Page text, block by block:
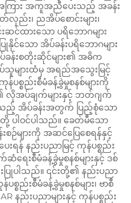
ကြား အကူအညီပေးသည့် အခန်း
လှည်း၊ ညအိပ်စောင်းများ၊
င်ထားသော ပရိဘောဂများ
ော အိပ်ခန်းပရိဘောဂများ
ခန်းစတိုးဆိုင်များ၏ အဓိက
များထံမှ အရည်အသွေးမြင့်
န်ပစ္စည်းစီမံခန့်ခွဲမှုစနစ်များကို
၏ လိုအပ်ချက်များနှင့် ဘတ်ဂျက်
ည့် အိပ်ခန်းအတွက် ပြည့်စုံသော
းတို့ ပါဝင်ပါသည်။ ခေတ်မီသော
ဉ်များကို အဆင်ပြေစေရန်နှင့်
န် နည်းပညာမြင့် ကုန်ပစ္စည်း
ရေးစီမံခန့်ခွဲမှုစနစ်များနှင့် ဒစ်
ြုပါသည်။ ၎င်းတို့၏ နည်းပညာ
ည်းစီမံခန့်ခွဲမှုစနစ်များ၊ ဗာစီ
နည်းပညာများနှင့် ကုန်ပစ္စည်း